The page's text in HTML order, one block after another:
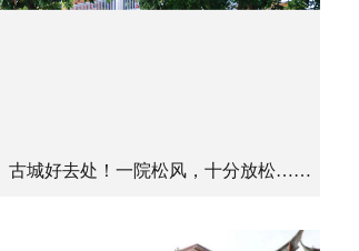
古城好去处！一院松风，十分放松……